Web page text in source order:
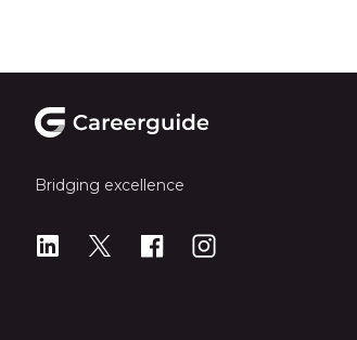
Bridging excellence
LinkedIn
X Instagram